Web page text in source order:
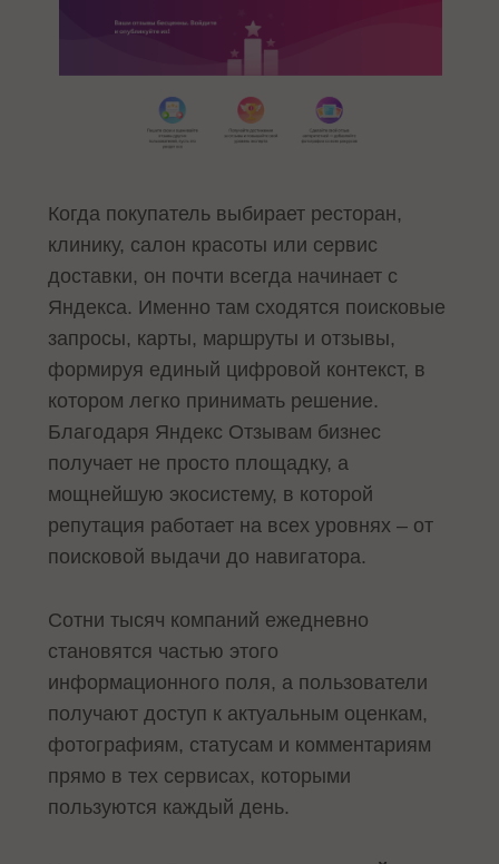
Когда покупатель выбирает ресторан,
клинику, салон красоты или сервис
доставки, он почти всегда начинает с
Яндекса. Именно там сходятся поисковые
запросы, карты, маршруты и отзывы,
формируя единый цифровой контекст, в
котором легко принимать решение.
Благодаря Яндекс Отзывам бизнес
получает не просто площадку, а
мощнейшую экосистему, в которой
репутация работает на всех уровнях – от
поисковой выдачи до навигатора.
Сотни тысяч компаний ежедневно
становятся частью этого
информационного поля, а пользователи
получают доступ к актуальным оценкам,
фотографиям, статусам и комментариям
прямо в тех сервисах, которыми
пользуются каждый день.